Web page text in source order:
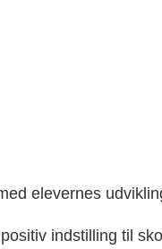
elevernes
indstilling til